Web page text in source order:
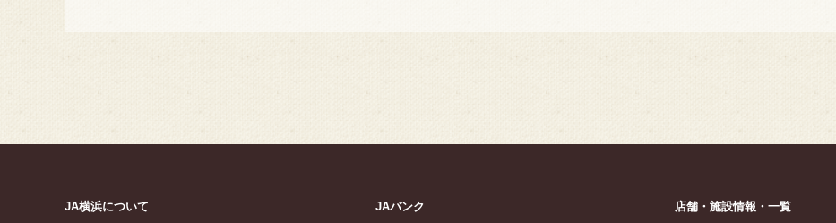
JA横浜について JAバンク 店舗・施設情報・一覧